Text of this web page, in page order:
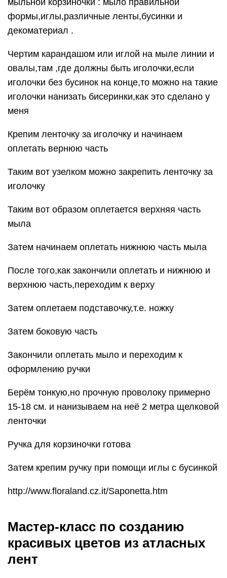
мыльной корзиночки : мыло правильной
формы,иглы,различные ленты,бусинки и
декоматериал .
Чертим карандашом или иглой на мыле линии и
овалы,там ,где должны быть иголочки,если
иголочки без бусинок на конце,то можно на такие
иголочки нанизать бисеринки,как это сделано у
меня
Крепим ленточку за иголочку и начинаем
оплетать вернюю часть
Таким вот узелком можно закрепить ленточку за
иголочку
Таким вот образом оплетается верхняя часть
мыла
Затем начинаем оплетать нижнюю часть мыла
После того,как закончили оплетать и нижнюю и
верхнюю часть,переходим к верху
Затем оплетаем подставочку,т.е. ножку
Затем боковую часть
Закончили оплетать мыло и переходим к
оформлению ручки
Берём тонкую,но прочную проволоку примерно
15-18 см. и нанизываем на неё 2 метра щелковой
ленточки
Ручка для корзиночки готова
Затем крепим ручку при помощи иглы с бусинкой
http://www.floraland.cz.it/Saponetta.htm
Мастер-класс по созданию
красивых цветов из атласных
лент